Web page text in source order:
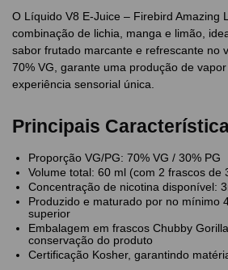
O Líquido V8 E-Juice – Firebird Amazing
combinação de lichia, manga e limão,
sabor frutado marcante e refrescante no
70% VG, garante uma produção de
experiência sensorial única.
Principais
Proporção VG/PG: 70% VG / 30% PG
Volume total: 60 ml (com 2 frascos de
Concentração de nicotina disponível:
Produzido e maturado por no mínimo
superior
Embalagem em frascos Chubby
conservação do produto
Certificação Kosher, garantindo